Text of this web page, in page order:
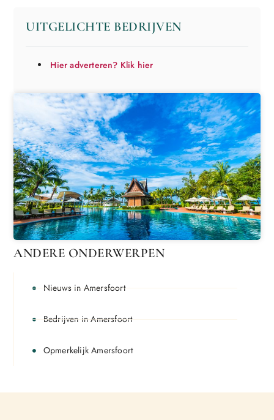
UITGELICHTE BEDRIJVEN
Hier adverteren? Klik hier
ANDERE ONDERWERPEN
Nieuws in Amersfoort
Bedrijven in Amersfoort
Opmerkelijk Amersfoort